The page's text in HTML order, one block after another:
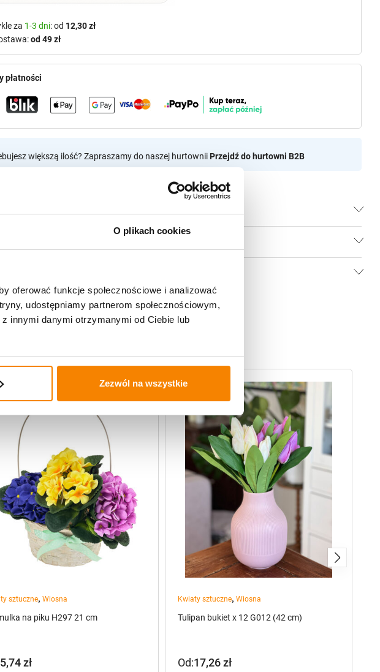
O plikach cookies
oferować funkcje społecznościowe i analizować
udostępniamy partnerom społecznościowym,
innymi danymi otrzymanymi od Ciebie lub
Zezwól na wszystkie
większą ilość? Zapraszamy do naszej hurtowniiPrzejdź do hurtowni B2B
za 1-3 dni: od 12,30 zł
od 49 zł
płatności
sztuczne, Wiosna
na piku H297 21 cm
5,74zł
Kwiaty sztuczne, Wiosna
Tulipan bukiet x 12 G012 (42 cm)
Od:17,26zł